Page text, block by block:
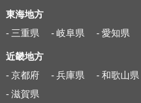
東海地方
- 三重県
- 岐阜県 - 愛知県
近畿地方
- 京都府
- 兵庫県 - 和歌山県
- 滋賀県